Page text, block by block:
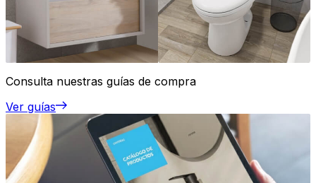
Consulta nuestras guías de compra
Ver guías